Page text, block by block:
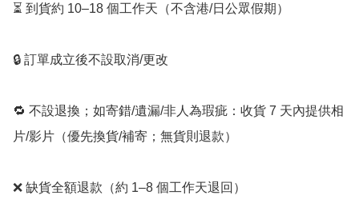
⏳ 到貨約 10–18 個工作天（不含港/日公眾假期）
🔒 訂單成立後不設取消/更改
🔁 不設退換；如寄錯/遺漏/非人為瑕疵：收貨 7 天內提供相
片/影片（優先換貨/補寄；無貨則退款）
❌ 缺貨全額退款（約 1–8 個工作天退回）